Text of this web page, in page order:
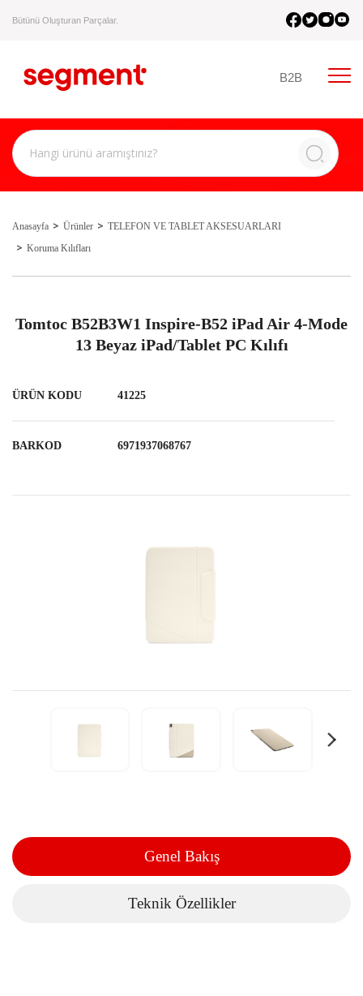
Bütünü Oluşturan Parçalar.
B2B
Anasayfa Ürünler
TELEFON VE TABLET AKSESUARLARI
Koruma Kılıfları
Tomtoc B52B3W1 Inspire-B52 iPad Air 4-Mode
13 Beyaz iPad/Tablet PC Kılıfı
ÜRÜN KODU 41225
BARKOD 6971937068767
Genel Bakış
Teknik Özellikler